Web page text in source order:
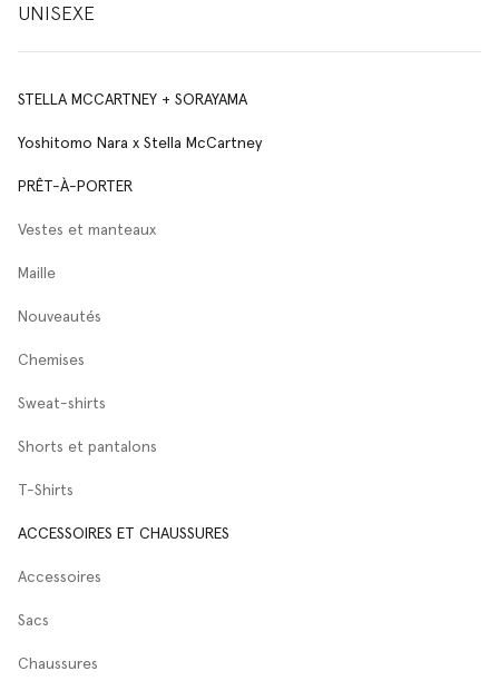
UNISEXE
STELLA MCCARTNEY + SORAYAMA
Yoshitomo Nara x Stella McCartney
PRÊT-À-PORTER
Vestes et manteaux
Maille
Nouveautés
Chemises
Sweat-shirts
Shorts et pantalons
T-Shirts
ACCESSOIRES ET CHAUSSURES
Accessoires
Sacs
Chaussures